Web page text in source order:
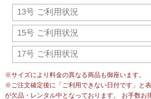
13号 ご利用状況
15号 ご利用状況
17号 ご利用状況
※サイズにより料金の異なる商品も御座います。
※ご注文確定後に「ご利用できない日付です」と
が欠品・レンタル中となっております。 お手数お